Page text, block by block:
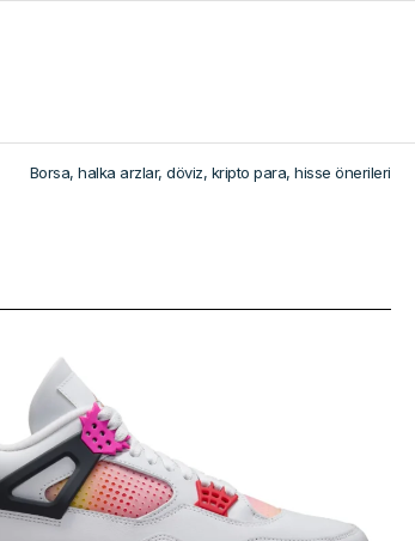
Borsa, halka arzlar, döviz, kripto para, hisse önerileri